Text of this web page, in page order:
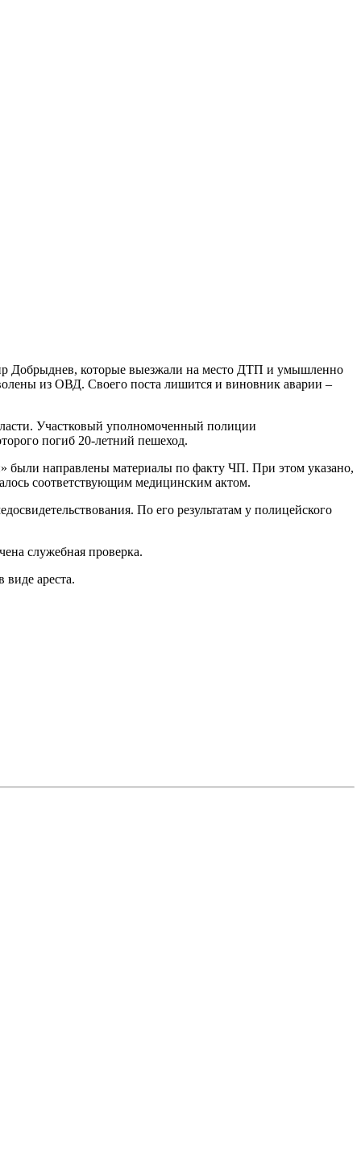
Добрыднев, которые выезжали на место ДТП и умышленно
из ОВД. Своего поста лишится и виновник аварии –
Участковый уполномоченный полиции
погиб 20-летний пешеход.
направлены материалы по факту ЧП. При этом указано,
соответствующим медицинским актом.
По его результатам у полицейского
служебная проверка.
ареста.